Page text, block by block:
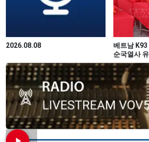
2026.08.08
베트남 K93
순국열사